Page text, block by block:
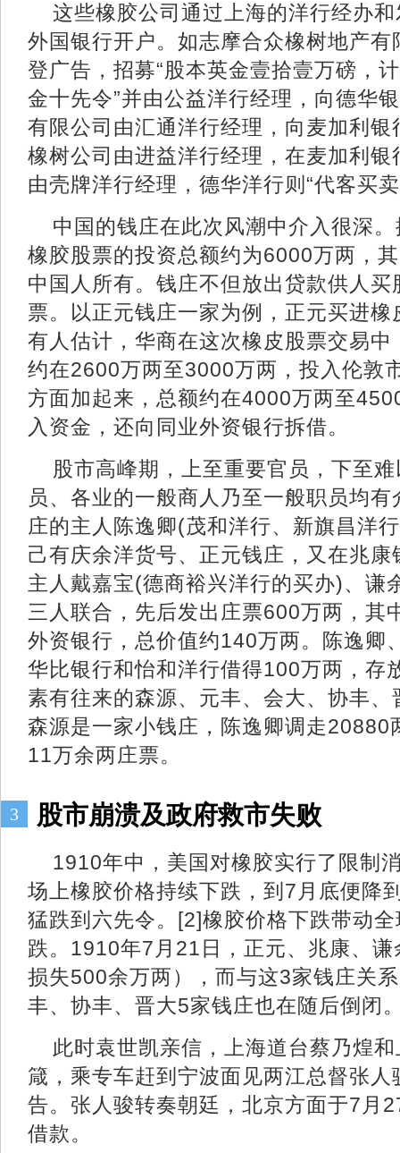
这些橡胶公司通过上海的洋行经办
外国银行开户。如志摩合众橡树地产
登广告，招募“股本英金壹拾壹万磅，
金十先令”并由公益洋行经理，向德华
有限公司由汇通洋行经理，向麦加利
橡树公司由进益洋行经理，在麦加利
由壳牌洋行经理，德华洋行则“代客买
中国的钱庄在此次风潮中介入很深
橡胶股票的投资总额约为6000万两，
中国人所有。钱庄不但放出贷款供人
票。以正元钱庄一家为例，正元买进
有人估计，华商在这次橡皮股票交易
约在2600万两至3000万两，投入伦敦
方面加起来，总额约在4000万两至
入资金，还向同业外资银行拆借。
股市高峰期，上至重要官员，下至
员、各业的一般商人乃至一般职员均
庄的主人陈逸卿(茂和洋行、新旗昌洋
己有庆余洋货号、正元钱庄，又在兆
主人戴嘉宝(德商裕兴洋行的买办)、谦
三人联合，先后发出庄票600万两，其
外资银行，总价值约140万两。陈逸卿
华比银行和怡和洋行借得100万两，存
素有往来的森源、元丰、会大、协丰
森源是一家小钱庄，陈逸卿调走20880
11万余两庄票。
3 股市崩溃及政府救市失败
1910年中，美国对橡胶实行了限制
场上橡胶价格持续下跌，到7月底便降
猛跌到六先令。[2]橡胶价格下跌带动
跌。1910年7月21日，正元、兆康、
损失500余万两），而与这3家钱庄关
丰、协丰、晋大5家钱庄也在随后倒闭
此时袁世凯亲信，上海道台蔡乃煌
箴，乘专车赶到宁波面见两江总督张
告。张人骏转奏朝廷，北京方面于7月
借款。